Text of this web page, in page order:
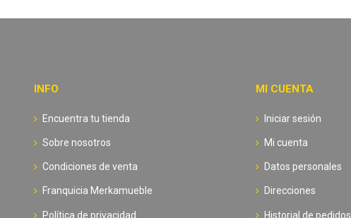
INFO
Encuentra tu tienda
Sobre nosotros
Condiciones de venta
Franquicia Merkamueble
Política de privacidad
MI CUENTA
Iniciar sesión
Mi cuenta
Datos personales
Direcciones
Historial de pedidos